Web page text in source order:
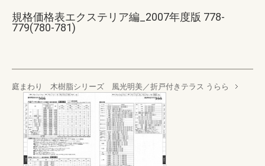
規格価格表エクステリア編_2007年度版 778-
779(780-781)
庭まわり 木樹脂シリーズ 風光明美／折戸付きテラス うらら